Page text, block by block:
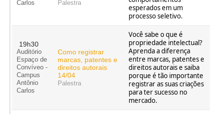
Carlos
Palestra
esperados em um
processo seletivo.
19h30
Auditório
Espaço de
Convíveo -
Campus
Antônio
Carlos
Como registrar
marcas, patentes e
direitos autorais
14/04
Palestra
Você sabe o que é
propriedade intelectual?
Aprenda a diferença
entre marcas, patentes e
direitos autorais e saiba
porque é tão importante
registrar as suas criações
para ter sucesso no
mercado.